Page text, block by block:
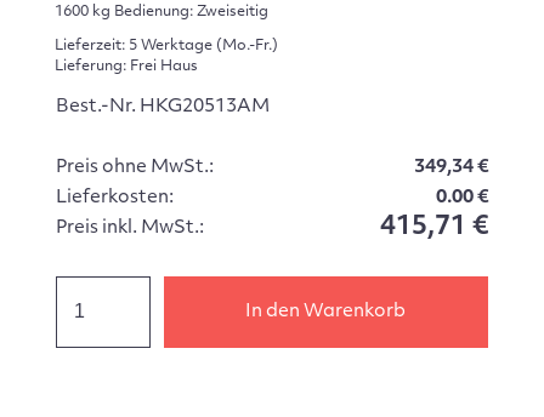
1600 kg Bedienung: Zweiseitig
Lieferzeit: 5 Werktage (Mo.-Fr.)
Lieferung: Frei Haus
Best.-Nr. HKG20513AM
Preis ohne MwSt.:
349,34 €
Lieferkosten:
0.00 €
Preis inkl. MwSt.:
415,71 €
In den Warenkorb